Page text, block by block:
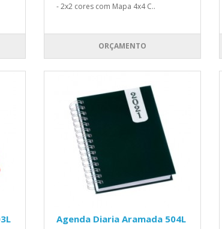
- 2x2 cores com Mapa 4x4 C..
ORÇAMENTO
Agenda Diaria Aramada 504L